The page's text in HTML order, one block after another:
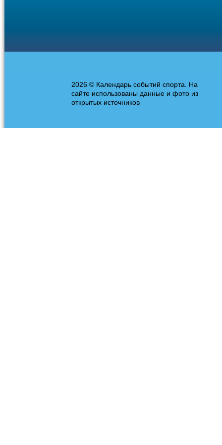
2026 © Календарь событий спорта. На
сайте использованы данные и фото из
открытых источников